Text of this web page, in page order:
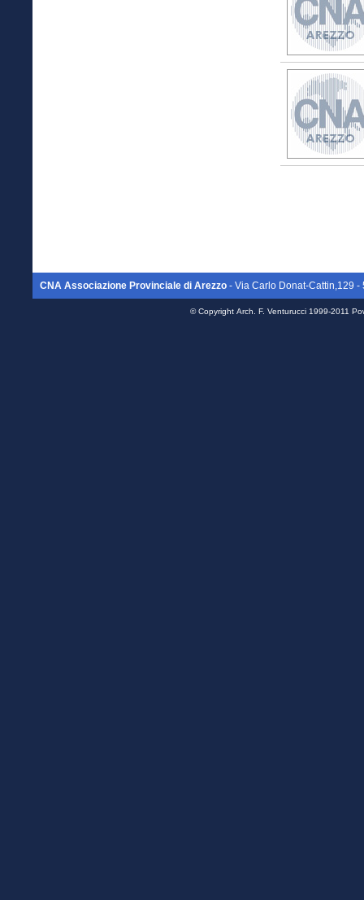
CNA Associazione Provinciale di Arezzo - Via Carlo Donat-Cattin,129 -
© Copyright Arch. F. Venturucci 1999-2011